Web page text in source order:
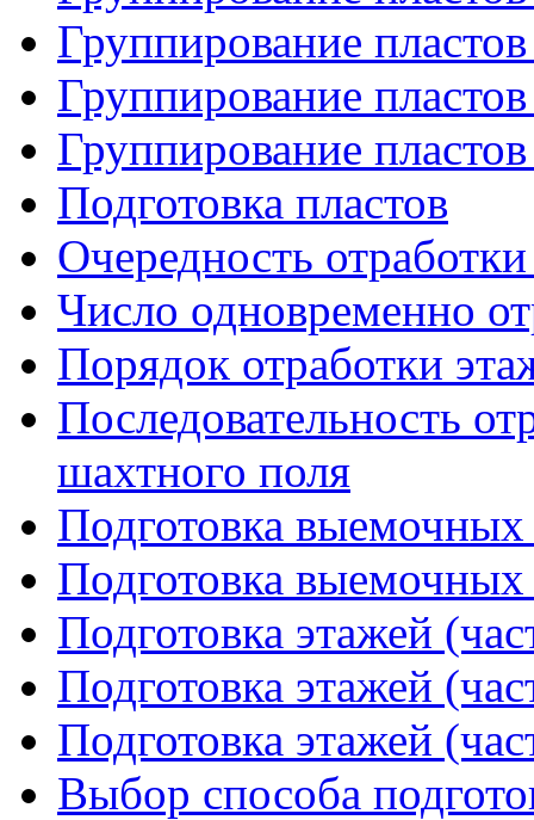
Группирование
Группирование
Группирование
Подготовка пластов
Очередность
Число одновременно
Порядок отработки
Последовательность
шахтного поля
Подготовка выемочных
Подготовка выемочных
Подготовка этажей
Подготовка этажей
Подготовка этажей
Выбор способа